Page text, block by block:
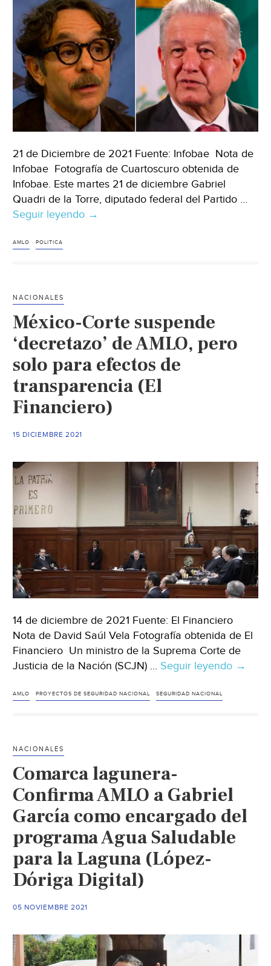
21 de Diciembre de 2021 Fuente: Infobae Nota de
Infobae Fotografía de Cuartoscuro obtenida de
Infobae. Este martes 21 de diciembre Gabriel
Quadri de la Torre, diputado federal del Partido …
Seguir leyendo México-“Volveremos
advirtió
sobre
los
megaproyectos
de
(Infobae)
→
AMLO POLITICA
NACIONALES
México-Corte suspende
‘decretazo’ de AMLO, pero
solo para efectos de
transparencia (El
Financiero)
15 DICIEMBRE 2021
14 de diciembre de 2021 Fuente: El Financiero
Nota de David Saúl Vela Fotografía obtenida de El
Financiero Un ministro de la Suprema Corte de
Justicia de la Nación (SCJN) … Seguir leyendo
de
→
AMLO PROYECTOS DE SEGURIDAD NACIONAL SEGURIDAD NACIONAL
NACIONALES
Comarca lagunera-
Confirma AMLO a Gabriel
García como encargado del
programa Agua Saludable
para la Laguna (López-
Dóriga Digital)
05 NOVIEMBRE 2021